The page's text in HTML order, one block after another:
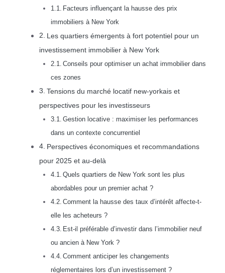
Facteurs influençant la hausse des prix
immobiliers à New York
Les quartiers émergents à fort potentiel pour un
investissement immobilier à New York
Conseils pour optimiser un achat immobilier dans
ces zones
Tensions du marché locatif new-yorkais et
perspectives pour les investisseurs
Gestion locative : maximiser les performances
dans un contexte concurrentiel
Perspectives économiques et recommandations
pour 2025 et au-delà
Quels quartiers de New York sont les plus
abordables pour un premier achat ?
Comment la hausse des taux d’intérêt affecte-t-
elle les acheteurs ?
Est-il préférable d’investir dans l’immobilier neuf
ou ancien à New York ?
Comment anticiper les changements
réglementaires lors d’un investissement ?